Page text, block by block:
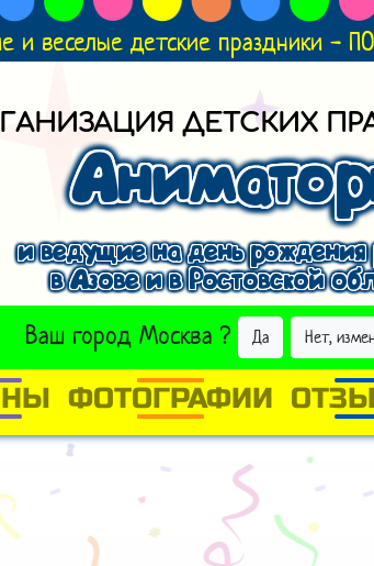
и веселые детские праздники -
ДЕТСКИХ
и ведущие на день рождения
в Азове и в Ростовской
Ваш город Москва ? Да Нет,
ВЫБРАТЬ ДРУГОЙ ГОРОД
ФОТОГРАФИИ